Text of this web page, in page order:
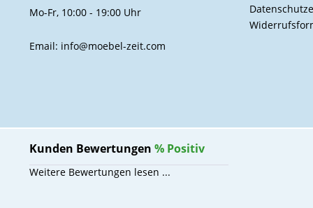
Mo-Fr, 10:00 - 19:00 Uhr
Email: info@moebel-zeit.com
Kunden Bewertungen % Positiv
Weitere Bewertungen lesen ...